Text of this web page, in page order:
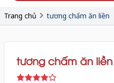
Trang chủ tương chấm ăn liền
tương chấm ăn liền